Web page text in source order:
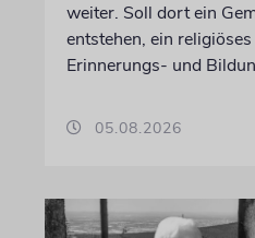
weiter. Soll dort ein
entstehen, ein
Erinnerungs- und
05.08.2026